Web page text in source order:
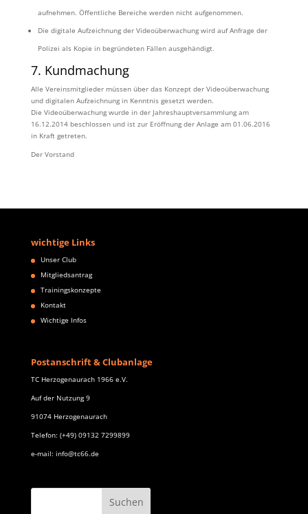
aufnehmen. Öffentliche Bereiche werden nicht aufgenommen.
Die digitale Aufzeichnung der Videoüberwachung wird auf Anfrage der
Polizei als Kopie in begründeten Fällen ausgehändigt.
7. Kundmachung
Alle Vereinsmitglieder müssen über das Konzept der Videoüberwachung
und digitalen Aufzeichnung in Kenntnis gesetzt werden.
Die Videoüberwachung wurde in der Jahreshauptversammlung am
16.12.2014 beschlossen und ist zur Eröffnung der Anlage am 01.06.2016
in Kraft getreten.
Der Vorstand
wichtige Links
Unser Club
Mitgliedsantrag
Trainingskonzepte
Kontakt
Wichtige Infos
Postanschrift & Clubanlage
TC Herzogenaurach 1966 e.V.
Auf der Nutzung 9
91074 Herzogenaurach
Telefon: (+49) 09132 7299899
e-mail: info@tc66.de